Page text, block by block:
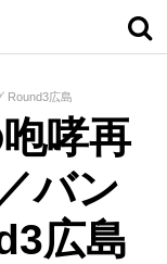
Round3広島
哮再
バン
広島